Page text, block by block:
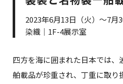
2023年6月13日（火）～7月
染織｜1F-4展示室
四方を海に囲まれた日本では、
舶載品が珍重され、丁重に取り